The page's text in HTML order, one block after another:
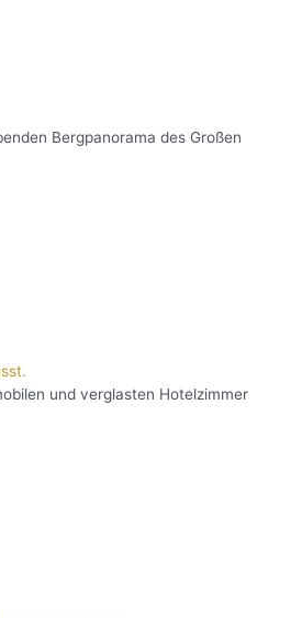
Bergpanorama des Großen
und verglasten Hotelzimmer